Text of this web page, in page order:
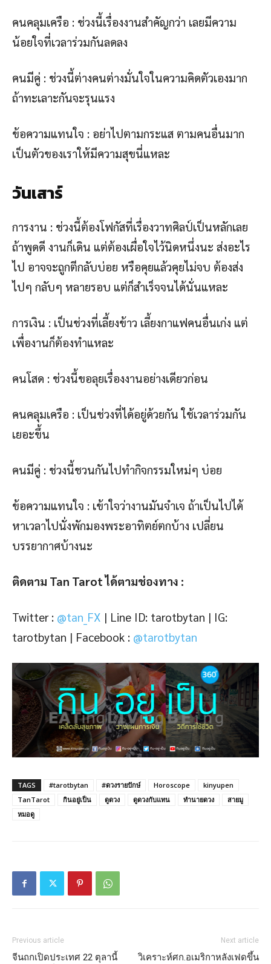
คนคลุมเครือ : ช่วงนี้เรื่องงานสำคัญกว่า เลยมีความ
น้อยใจที่เวลาร่วมกันลดลง
คนมีคู่ : ช่วงนี้ต่างคนต่างมั่นใจในความคิดตัวเองมาก
ถ้าทะเลาะกันจะรุนแรง
ข้อความแทนใจ : อย่าไปตามกระแส ตามคนอื่นมาก
เป็นตัวของเราให้มีความสุขนี่แหละ
วันเสาร์
การงาน : ช่วงนี้ต้องโฟกัสที่เรื่องวาทศิลป์เป็นหลักเลย
ถ้าพูดดี งานก็เดิน แต่ต้องเผื่อใจไว้นิดหนึ่งนะ ส่งอะไร
ไป อาจจะถูกตีกลับบ่อย หรือคุยแล้วคุยไม่จบ ต้องส่ง
ไปๆ กลับๆ หลายรอบ แต่ก็สำเร็จจนได้นั่นแหละ
การเงิน : เป็นช่วงที่เลี้ยงข้าว เลี้ยงกาแฟคนอื่นเก่ง แต่
เพื่องานก็ต้องทำแหละ
คนโสด : ช่วงนี้ขอลุยเรื่องงานอย่างเดียวก่อน
คนคลุมเครือ : เป็นช่วงที่ได้อยู่ด้วยกัน ใช้เวลาร่วมกัน
เยอะขึ้น
คนมีคู่ : ช่วงนี้ชวนกันไปทำกิจกรรมใหม่ๆ บ่อย
ข้อความแทนใจ : เข้าใจว่างานมันจำเจ ถ้าเป็นไปได้
หาเวลาไปนั่งพักมองพระอาทิตย์ตกบ้าง เปลี่ยน
บรรยากาศบ้างนะ
ติดตาม Tan Tarot ได้ตามช่องทาง :
Twitter : @tan_FX | Line ID: tarotbytan | IG:
tarotbytan | Facebook : @tarotbytan
TAGS #tarotbytan #ดวงรายปักษ์ Horoscope
kinyupen
TanTarot
กินอยู่เป็น ดูดวง ดูดวงกับแทน ทำนายดวง
สายมู
หมอดู
Previous article
จีนถกเปิดประเทศ 22 ตุลานี้
Next article
วิเคราะห์ศก.อเมริกาหลังเฟดขึ้น